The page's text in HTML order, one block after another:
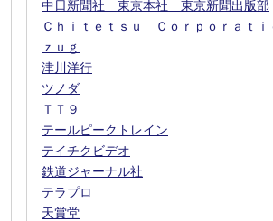
中日新聞社 東京本社 東京新聞出版部
Ｃｈｉｔｅｔｓｕ Ｃｏｒｐｏｒａｔｉ
ｚｕｇ
津川洋行
ツノダ
ＴＴ９
テールピークトレイン
テイチクビデオ
鉄道ジャーナル社
テラプロ
天賞堂